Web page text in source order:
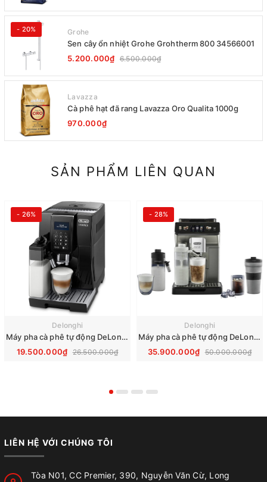
- 20% Grohe
Sen cây ổn nhiệt Grohe Grohtherm 800 34566001
5.200.000₫ 6.500.000₫
Lavazza
Cà phê hạt đã rang Lavazza Oro Qualita 1000g
970.000₫
SẢN PHẨM LIÊN QUAN
- 26%
Delonghi
Máy pha cà phê tự động DeLonghi Dinamica ECAM 353.75.B
19.500.000₫ 26.500.000₫
- 28%
Delonghi
Máy pha cà phê tự động DeLonghi ECAM Eletta Explore 450.86.T
35.900.000₫ 50.000.000₫
LIÊN HỆ VỚI CHÚNG TÔI
Tòa N01, CC Premier, 390, Nguyễn Văn Cừ, Long